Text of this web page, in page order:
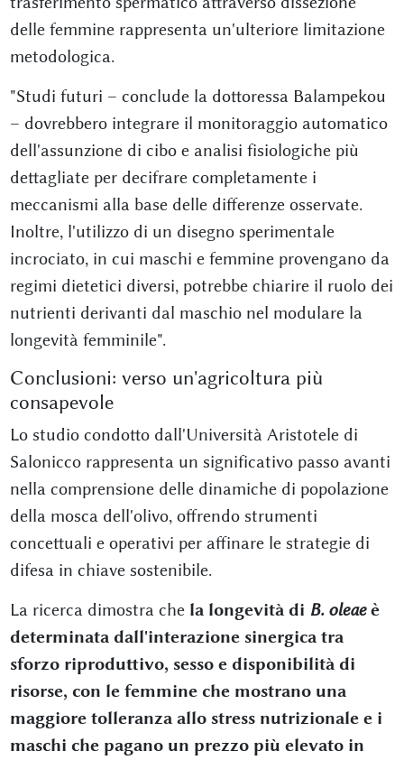
delle femmine rappresenta un'ulteriore limitazione
metodologica.
"Studi futuri – conclude la dottoressa Balampekou
– dovrebbero integrare il monitoraggio automatico
dell'assunzione di cibo e analisi fisiologiche più
dettagliate per decifrare completamente i
meccanismi alla base delle differenze osservate.
Inoltre, l'utilizzo di un disegno sperimentale
incrociato, in cui maschi e femmine provengano da
regimi dietetici diversi, potrebbe chiarire il ruolo dei
nutrienti derivanti dal maschio nel modulare la
longevità femminile".
Conclusioni: verso un'agricoltura più
consapevole
Lo studio condotto dall'Università Aristotele di
Salonicco rappresenta un significativo passo avanti
nella comprensione delle dinamiche di popolazione
della mosca dell'olivo, offrendo strumenti
concettuali e operativi per affinare le strategie di
difesa in chiave sostenibile.
La ricerca dimostra che la longevità di B. oleaeè
determinata dall'interazione sinergica tra
sforzo riproduttivo, sesso e disponibilità di
risorse, con le femmine che mostrano una
maggiore tolleranza allo stress nutrizionale e i
maschi che pagano un prezzo più elevato in